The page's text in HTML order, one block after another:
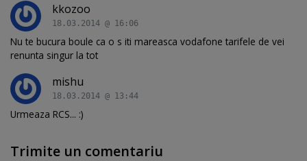
kkozoo
18.03.2014 @ 16:06
Nu te bucura boule ca o s iti mareasca vodafone tarifele de vei
renunta singur la tot
mishu
18.03.2014 @ 13:44
Urmeaza RCS... :)
Trimite un comentariu